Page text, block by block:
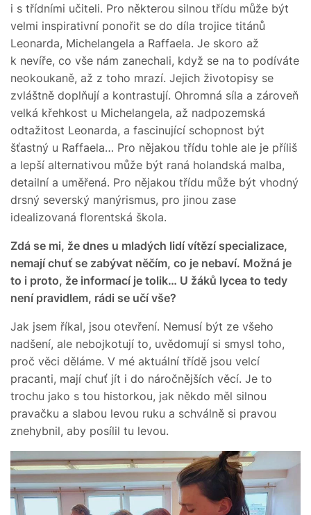
i s třídními učiteli. Pro některou silnou třídu může být
velmi inspirativní ponořit se do díla trojice titánů
Leonarda, Michelangela a Raffaela. Je skoro až
k nevíře, co vše nám zanechali, když se na to podíváte
neokoukaně, až z toho mrazí. Jejich životopisy se
zvláštně doplňují a kontrastují. Ohromná síla a zároveň
velká křehkost u Michelangela, až nadpozemská
odtažitost Leonarda, a fascinující schopnost být
šťastný u Raffaela… Pro nějakou třídu tohle ale je příliš
a lepší alternativou může být raná holandská malba,
detailní a uměřená. Pro nějakou třídu může být vhodný
drsný severský manýrismus, pro jinou zase
idealizovaná florentská škola.
Zdá se mi, že dnes u mladých lidí vítězí specializace,
nemají chuť se zabývat něčím, co je nebaví. Možná je
to i proto, že informací je tolik… U žáků lycea to tedy
není pravidlem, rádi se učí vše?
Jak jsem říkal, jsou otevření. Nemusí být ze všeho
nadšení, ale nebojkotují to, uvědomují si smysl toho,
proč věci děláme. V mé aktuální třídě jsou velcí
pracanti, mají chuť jít i do náročnějších věcí. Je to
trochu jako s tou historkou, jak někdo měl silnou
pravačku a slabou levou ruku a schválně si pravou
znehybnil, aby posílil tu levou.